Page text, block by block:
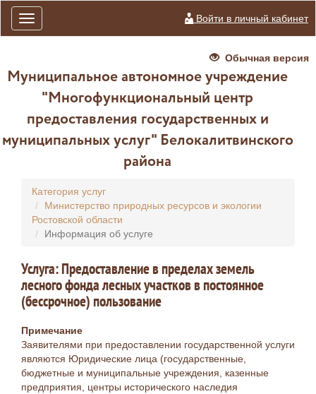
Toggle
navigation
Войти в личный кабинет
Обычная версия
Муниципальное автономное учреждение
"Многофункциональный центр
предоставления государственных и
муниципальных услуг" Белокалитвинского
района
Категория услуг
Министерство природных ресурсов и экологии
Ростовской области
Информация об услуге
Услуга: Предоставление в пределах земель
лесного фонда лесных участков в постоянное
(бессрочное) пользование
Примечание
Заявителями при предоставлении государственной услуги
являются Юридические лица (государственные,
бюджетные и муниципальные учреждения, казенные
предприятия, центры исторического наследия